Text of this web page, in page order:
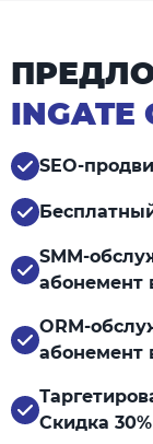
INGATE
SEO-
SMM-
абонемент
ORM-
абонемент
Скидка